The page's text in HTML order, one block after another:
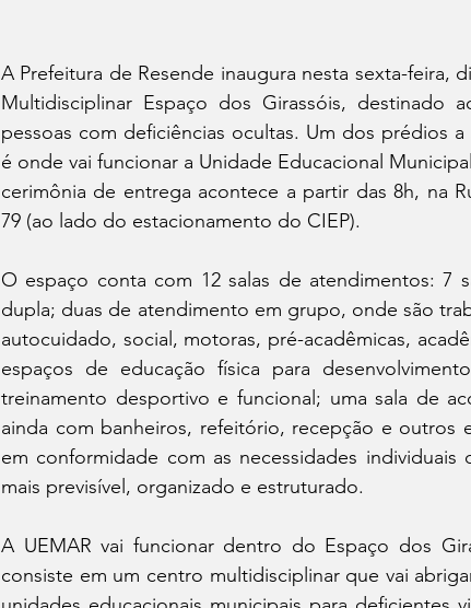
A Prefeitura de Resende inaugura nesta sexta-feira,
Multidisciplinar Espaço dos Girassóis, destinado
pessoas com deficiências ocultas. Um dos prédios
é onde vai funcionar a Unidade Educacional
cerimônia de entrega acontece a partir das 8h, na
79 (ao lado do estacionamento do CIEP).
O espaço conta com 12 salas de atendimentos: 7
dupla; duas de atendimento em grupo, onde são
autocuidado, social, motoras, pré-acadêmicas,
espaços de educação física para
treinamento desportivo e funcional; uma sala de
ainda com banheiros, refeitório, recepção e outros
em conformidade com as necessidades
mais previsível, organizado e estruturado.
A UEMAR vai funcionar dentro do Espaço dos
consiste em um centro multidisciplinar que vai